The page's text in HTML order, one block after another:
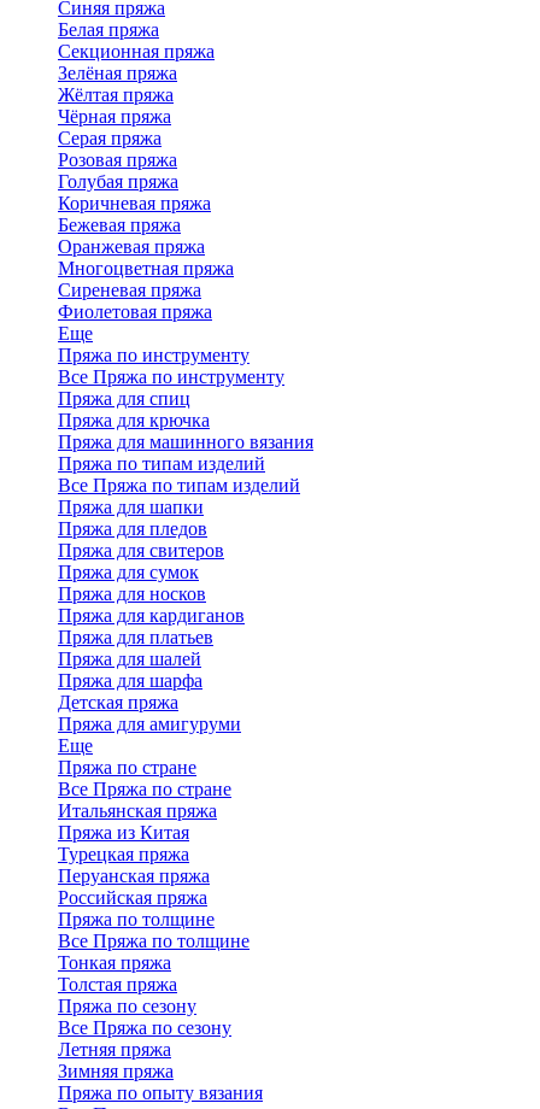
Синяя пряжа
Белая пряжа
Секционная пряжа
Зелёная пряжа
Жёлтая пряжа
Чёрная пряжа
Серая пряжа
Розовая пряжа
Голубая пряжа
Коричневая пряжа
Бежевая пряжа
Оранжевая пряжа
Многоцветная пряжа
Сиреневая пряжа
Фиолетовая пряжа
Еще
Пряжа по инструменту
Все Пряжа по инструменту
Пряжа для спиц
Пряжа для крючка
Пряжа для машинного вязания
Пряжа по типам изделий
Все Пряжа по типам изделий
Пряжа для шапки
Пряжа для пледов
Пряжа для свитеров
Пряжа для сумок
Пряжа для носков
Пряжа для кардиганов
Пряжа для платьев
Пряжа для шалей
Пряжа для шарфа
Детская пряжа
Пряжа для амигуруми
Еще
Пряжа по стране
Все Пряжа по стране
Итальянская пряжа
Пряжа из Китая
Турецкая пряжа
Перуанская пряжа
Российская пряжа
Пряжа по толщине
Все Пряжа по толщине
Тонкая пряжа
Толстая пряжа
Пряжа по сезону
Все Пряжа по сезону
Летняя пряжа
Зимняя пряжа
Пряжа по опыту вязания